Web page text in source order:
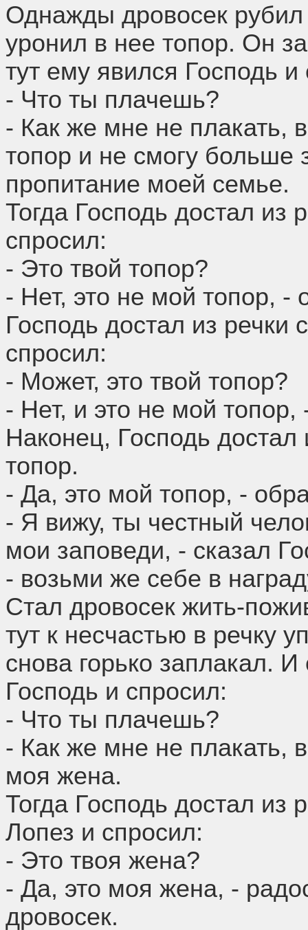
Однажды дровосек
уронил в нее топор. Он
тут ему явился Господь и
- Что ты плачешь?
- Как же мне не плакать,
топор и не смогу больше
пропитание моей семье.
Тогда Господь достал из
спросил:
- Это твой топор?
- Нет, это не мой топор, -
Господь достал из речки
спросил:
- Может, это твой топор?
- Нет, и это не мой топор,
Наконец, Господь
топор.
- Да, это мой топор, -
- Я вижу, ты честный
мои заповеди, - сказал
- возьми же себе в
Стал дровосек жить-
тут к несчастью в речку
снова горько заплакал.
Господь и спросил:
- Что ты плачешь?
- Как же мне не плакать,
моя жена.
Тогда Господь достал из
Лопез и спросил:
- Это твоя жена?
- Да, это моя жена, -
дровосек.